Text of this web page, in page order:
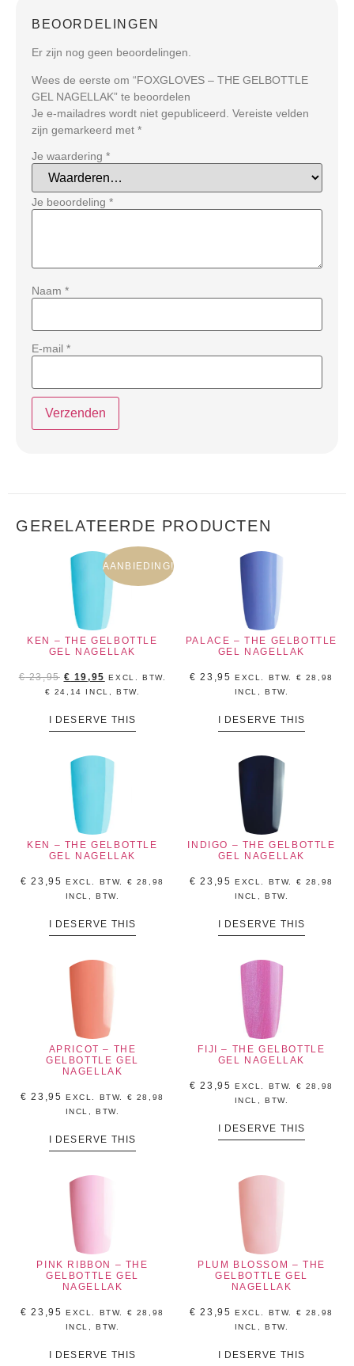
BEOORDELINGEN
Er zijn nog geen beoordelingen.
Wees de eerste om “FOXGLOVES – THE GELBOTTLE
GEL NAGELLAK” te beoordelen
Je e-mailadres wordt niet gepubliceerd. Vereiste velden
zijn gemarkeerd met *
Je waardering *
Je beoordeling *
Naam *
E-mail *
GERELATEERDE PRODUCTEN
AANBIEDING!
KEN – THE GELBOTTLE
GEL NAGELLAK
€23,95 € 19,95 EXCL. BTW.
€ 24,14 INCL, BTW.
I DESERVE THIS
PALACE – THE GELBOTTLE
GEL NAGELLAK
€ 23,95 EXCL. BTW. € 28,98
INCL, BTW.
I DESERVE THIS
KEN – THE GELBOTTLE
GEL NAGELLAK
€ 23,95 EXCL. BTW. € 28,98
INCL, BTW.
I DESERVE THIS
INDIGO – THE GELBOTTLE
GEL NAGELLAK
€ 23,95 EXCL. BTW. € 28,98
INCL, BTW.
I DESERVE THIS
APRICOT – THE
GELBOTTLE GEL
NAGELLAK
€ 23,95 EXCL. BTW. € 28,98
INCL, BTW.
I DESERVE THIS
FIJI – THE GELBOTTLE
GEL NAGELLAK
€ 23,95 EXCL. BTW. € 28,98
INCL, BTW.
I DESERVE THIS
PINK RIBBON – THE
GELBOTTLE GEL
NAGELLAK
€ 23,95 EXCL. BTW. € 28,98
INCL, BTW.
I DESERVE THIS
PLUM BLOSSOM – THE
GELBOTTLE GEL
NAGELLAK
€ 23,95 EXCL. BTW. € 28,98
INCL, BTW.
I DESERVE THIS